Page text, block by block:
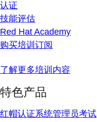
认证
技能评估
Red Hat Academy
购买培训订阅
了解更多培训内容
特色产品
红帽认证系统管理员考试